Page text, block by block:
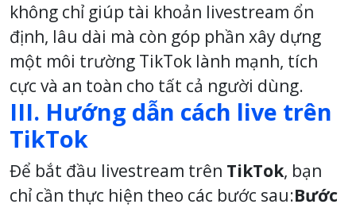
không chỉ giúp tài khoản livestream ổn
định, lâu dài mà còn góp phần xây dựng
một môi trường TikTok lành mạnh, tích
cực và an toàn cho tất cả người dùng.
III. Hướng dẫn cách live trên
TikTok
Để bắt đầu livestream trên TikTok, bạn
chỉ cần thực hiện theo các bước sau:Bước